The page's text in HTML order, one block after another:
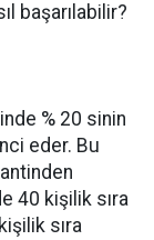
başarılabilir?
% 20 sinin
eder. Bu
40 kişilik sıra
sıra